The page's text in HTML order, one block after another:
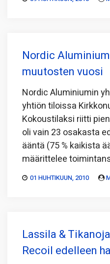
Nordic
muutosten vuosi
Nordic Aluminiumin
yhtiön tiloissa
Kokoustilaksi riitti
oli vain 23 osakasta
ääntä (75 % kaikista
määrittelee
01 HUHTIKUUN, 2010
Lassila &
Recoil edelleen